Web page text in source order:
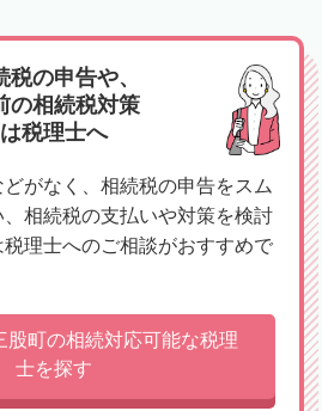
税の申告や、
の相続税対策
は税理士へ
がなく、相続税の申告をスム
相続税の支払いや対策を検討
理士へのご相談がおすすめで
股町の相続対応可能な税理
士を探す